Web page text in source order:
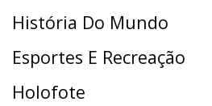
História Do Mundo
Esportes E Recreação
Holofote